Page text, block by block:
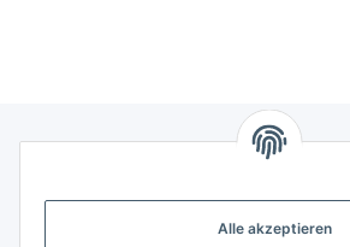
Alle akzeptieren
Gesetzliche Informationen